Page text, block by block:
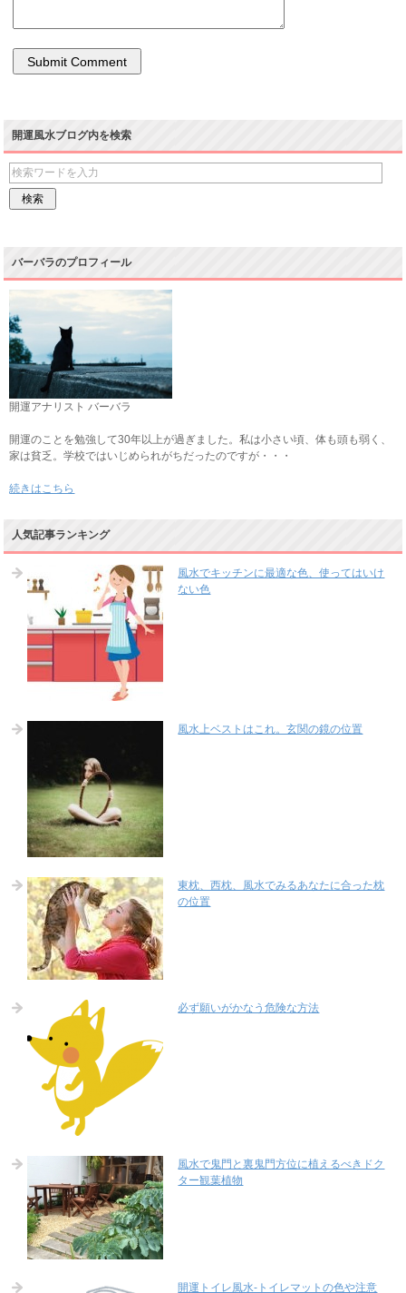
開運風水ブログ内を検索
バーバラのプロフィール
開運アナリスト バーバラ
開運のことを勉強して30年以上が過ぎました。私は小さい頃、体も頭も弱く、
家は貧乏。学校ではいじめられがちだったのですが・・・
続きはこちら
人気記事ランキング
風水でキッチンに最適な色、使ってはいけ
ない色
風水上ベストはこれ。玄関の鏡の位置
東枕、西枕、風水でみるあなたに合った枕
の位置
必ず願いがかなう危険な方法
風水で鬼門と裏鬼門方位に植えるべきドク
ター観葉植物
開運トイレ風水-トイレマットの色や注意